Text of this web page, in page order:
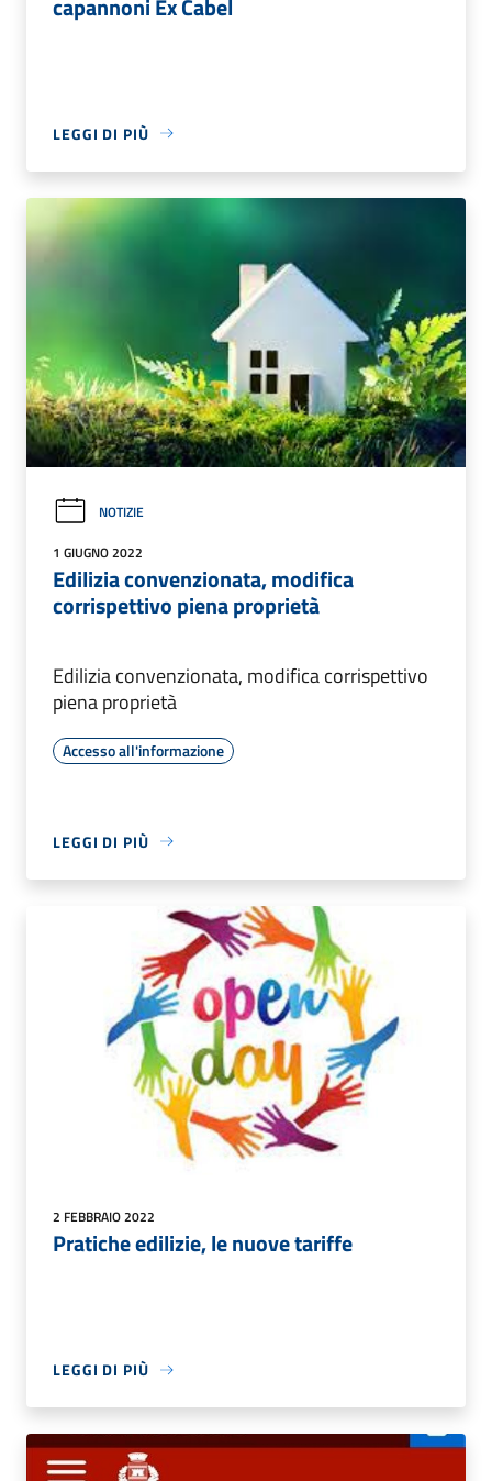
capannoni Ex Cabel
LEGGI DI PIÙ
NOTIZIE
1 GIUGNO 2022
Edilizia convenzionata, modifica
corrispettivo piena proprietà
Edilizia convenzionata, modifica corrispettivo
piena proprietà
Accesso all'informazione
LEGGI DI PIÙ
2 FEBBRAIO 2022
Pratiche edilizie, le nuove tariffe
LEGGI DI PIÙ